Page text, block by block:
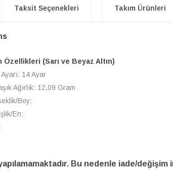
Taksit Seçenekleri Takım Ürünleri
Özellikleri (Sarı ve Beyaz Altın)
Ayarı: 14 Ayar
Ağırlık: 12,09 Gram
Boy:
En:
Bu nedenle iade/